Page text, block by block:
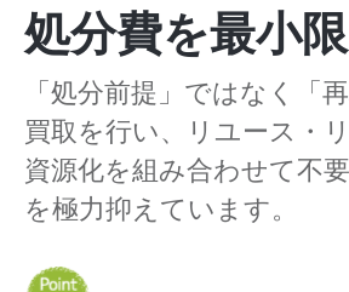
処分費を最小
「処分前提」ではなく「
買取を行い、リユース・
資源化を組み合わせて不
を極力抑えています。